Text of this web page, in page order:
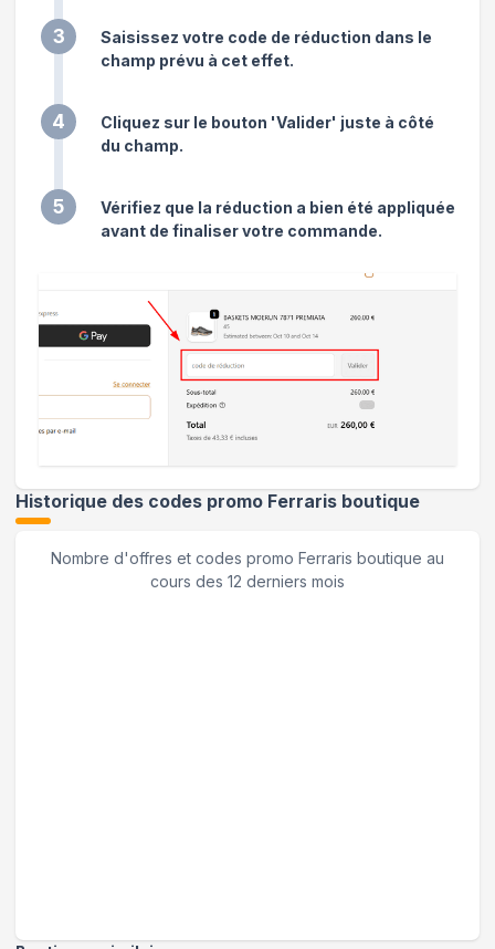
3
Saisissez votre code de réduction dans le
champ prévu à cet effet.
4
Cliquez sur le bouton 'Valider' juste à côté
du champ.
5
Vérifiez que la réduction a bien été appliquée
avant de finaliser votre commande.
Historique des codes promo Ferraris boutique
Nombre d'offres et codes promo Ferraris boutique au
cours des 12 derniers mois